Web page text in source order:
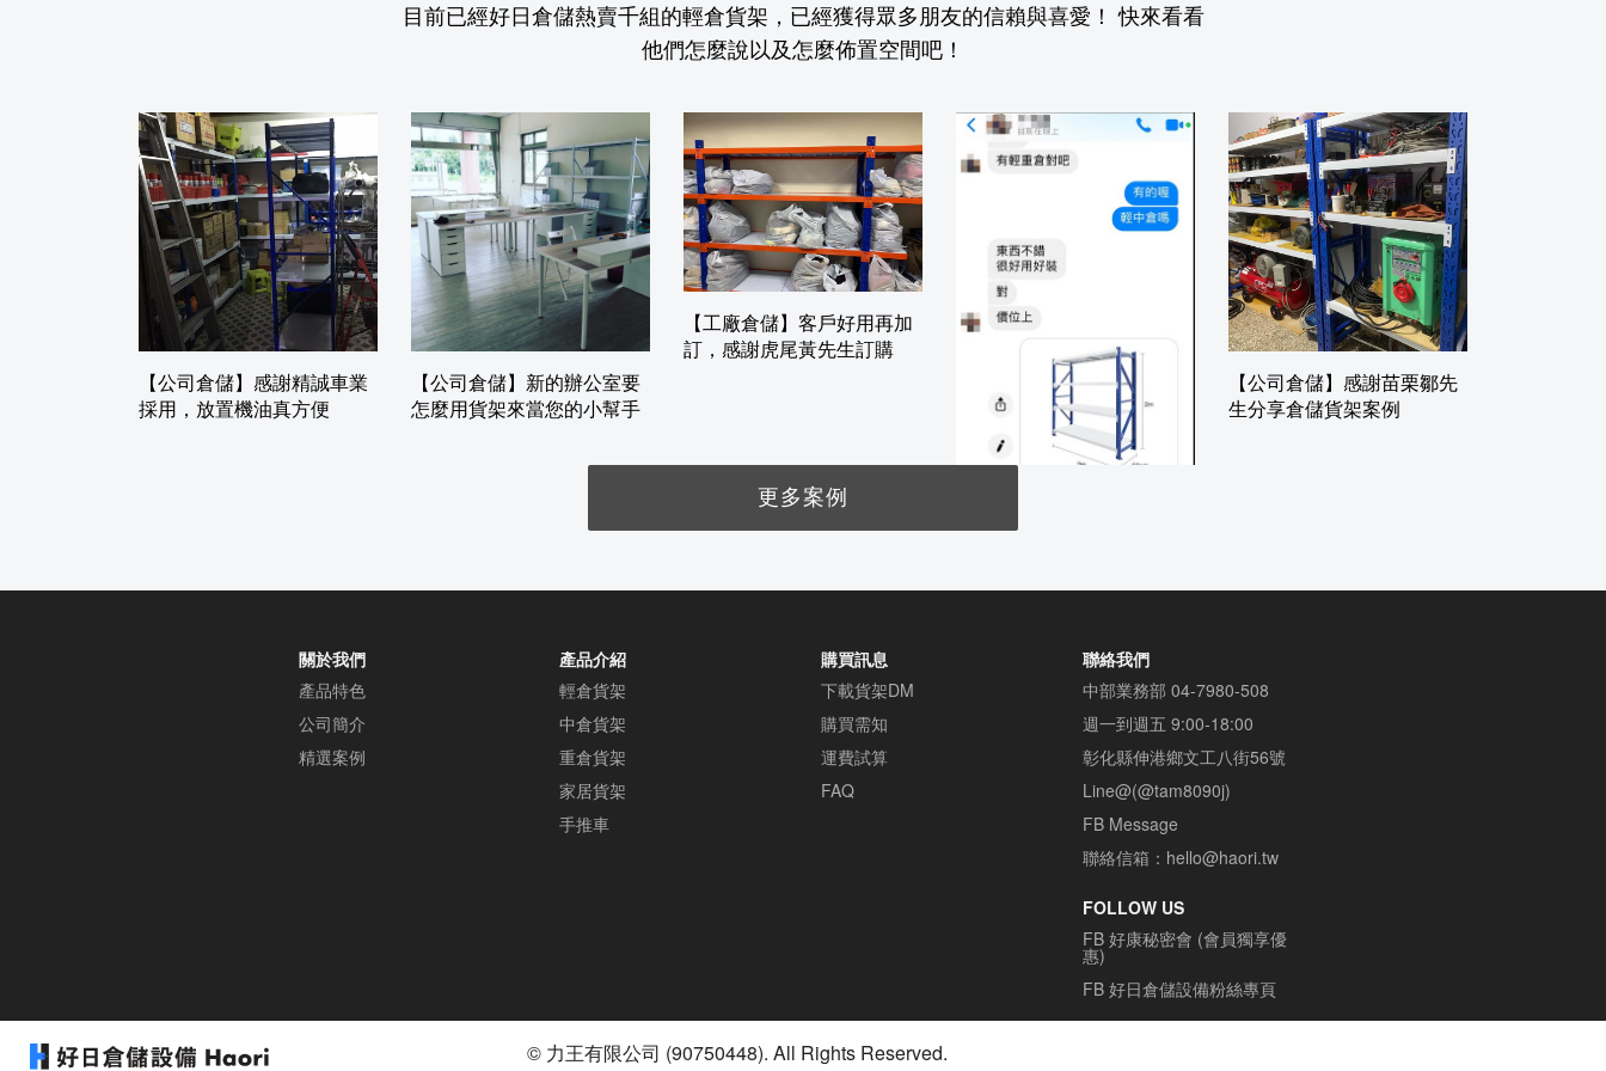
目前已經好日倉儲熱賣千組的輕倉貨架，已經獲得眾多朋友的信賴與喜愛！ 快來看看
他們怎麼說以及怎麼佈置空間吧！
【公司倉儲】感謝精誠車業
採用，放置機油真方便
【公司倉儲】新的辦公室要
怎麼用貨架來當您的小幫手
【工廠倉儲】客戶好用再加
訂，感謝虎尾黃先生訂購
這麼好用，用過都說讚
【公司倉儲】感謝苗栗鄒先
生分享倉儲貨架案例
更多案例
關於我們
產品特色
公司簡介
精選案例
產品介紹
輕倉貨架
中倉貨架
重倉貨架
家居貨架
手推車
購買訊息
下載貨架DM
購買需知
運費試算
FAQ
聯絡我們
中部業務部 04-7980-508
週一到週五 9:00-18:00
彰化縣伸港鄉文工八街56號
Line@(@tam8090j)
FB Message
聯絡信箱： hello@haori.tw
FOLLOW US
FB 好康秘密會 (會員獨享優
惠)
FB 好日倉儲設備粉絲專頁
© 力王有限公司 (90750448). All Rights Reserved.